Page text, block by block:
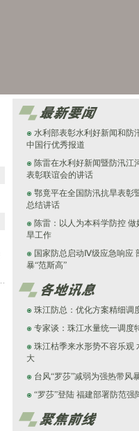
水利部表彰水利好新闻和防
中国行优秀报道
陈雷在水利好新闻暨防汛江
表彰联谊会的讲话
鄂竟平在全国防汛抗旱表彰
总结讲话
陈雷：以人为本科学防控
旱工作
国家防总启动Ⅳ级应急响应
暴“范斯高”
珠江防总：优化方案精细调
专家谈：珠江水量统一调度
珠江枯季来水形势不容乐观
大
台风“罗莎”减弱为强热带风
“罗莎”登陆 福建部署防范强